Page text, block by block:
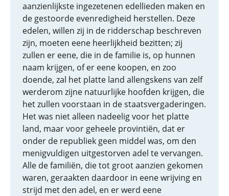
aanzienlijkste ingezetenen edellieden maken en
de gestoorde evenredigheid herstellen. Deze
edelen, willen zij in de ridderschap beschreven
zijn, moeten eene heerlijkheid bezitten; zij
zullen er eene, die in de familie is, op hunnen
naam krijgen, of er eene koopen, en zoo
doende, zal het platte land allengskens van zelf
werderom zijne natuurlijke hoofden krijgen, die
het zullen voorstaan in de staatsvergaderingen.
Het was niet alleen nadeelig voor het platte
land, maar voor geheele provintiën, dat er
onder de republiek geen middel was, om den
menigvuldigen uitgestorven adel te vervangen.
Alle de familiën, die tot groot aanzien gekomen
waren, geraakten daardoor in eene wrijving en
strijd met den adel, en er werd eene